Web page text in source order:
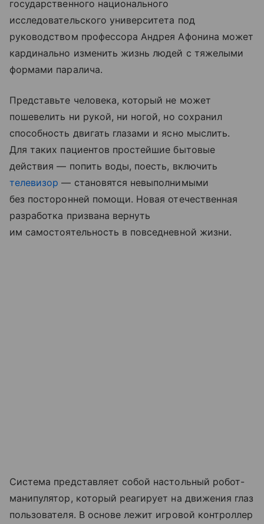
государственного национального
исследовательского университета под
руководством профессора Андрея Афонина может
кардинально изменить жизнь людей с тяжелыми
формами паралича.
Представьте человека, который не может
пошевелить ни рукой, ни ногой, но сохранил
способность двигать глазами и ясно мыслить.
Для таких пациентов простейшие бытовые
действия — попить воды, поесть, включить
телевизор — становятся невыполнимыми
без посторонней помощи. Новая отечественная
разработка призвана вернуть
им самостоятельность в повседневной жизни.
Система представляет собой настольный робот-
манипулятор, который реагирует на движения глаз
пользователя. В основе лежит игровой контроллер